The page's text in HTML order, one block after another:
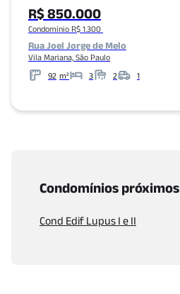
R$ 850.000
Condomínio R$ 1.300
Rua Joel Jorge de Melo
Vila Mariana, São Paulo
92 m²
Metros 3 2
Banheiros 1
Garagens
Condomínios próximos
Cond Edif Lupus I e II